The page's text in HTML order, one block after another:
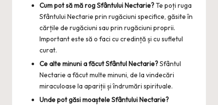
Cum pot să mă rog Sfântului Nectarie?Te poți ruga
Sfântului Nectarie prin rugăciuni specifice, găsite în
cărțile de rugăciuni sau prin rugăciuni proprii.
Important este să o faci cu credință și cu sufletul
curat.
Ce alte minuni a făcut Sfântul Nectarie?Sfântul
Nectarie a făcut multe minuni, de la vindecări
miraculoase la apariții și îndrumări spirituale.
Unde pot găsi moaștele Sfântului Nectarie?